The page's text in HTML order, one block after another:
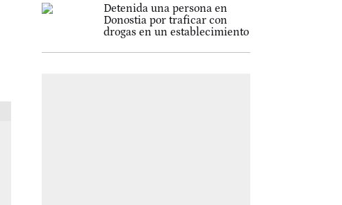
Detenida una persona en
Donostia por traficar con
drogas en un establecimiento